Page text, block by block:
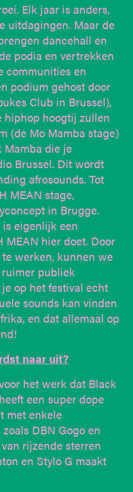
Elk jaar is anders,
uitdagingen. Maar de
dancehall en
podia en vertrekken
communities en
podium gehost door
Club in Brussel),
hiphop hoogtij zullen
(de Mo Mamba stage)
die je
Brussel. Dit wordt
afrosounds. Tot
MEAN stage,
in Brugge.
eigenlijk een
hier doet. Door
werken, kunnen we
publiek
op het festival echt
sounds kan vinden
en dat allemaal op
naar uit?
het werk dat Black
een super dope
met enkele
DBN Gogo en
rijzende sterren
en Stylo G maakt